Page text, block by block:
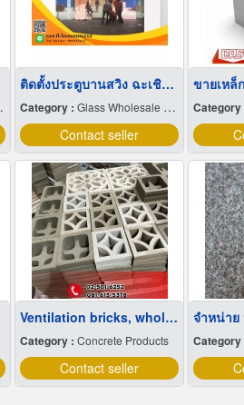
ติดตั้งประตูบานสวิง ฉะเชิงเทรา
Category : Glass Wholesale & Manufacturers
Contact seller
ขายเหล็
Category
Ventilation bricks, wholesale price
Category : Concrete Products
Contact seller
Category